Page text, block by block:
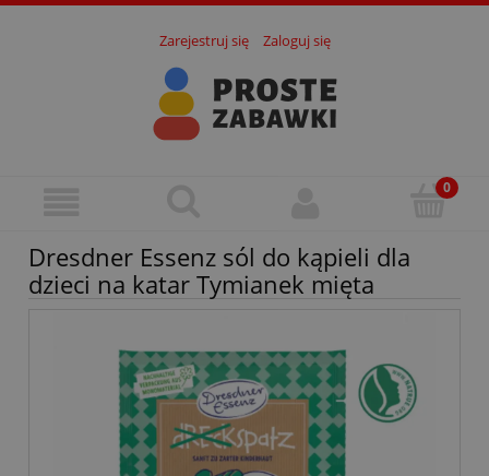
Zarejestruj się Zaloguj się
Dresdner Essenz sól do kąpieli dla
dzieci na katar Tymianek mięta